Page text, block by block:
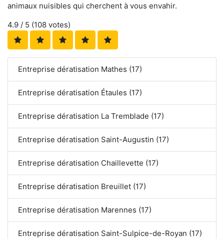
animaux nuisibles qui cherchent à vous envahir.
4.9 / 5 (108 votes)
Entreprise dératisation Mathes (17)
Entreprise dératisation Étaules (17)
Entreprise dératisation La Tremblade (17)
Entreprise dératisation Saint-Augustin (17)
Entreprise dératisation Chaillevette (17)
Entreprise dératisation Breuillet (17)
Entreprise dératisation Marennes (17)
Entreprise dératisation Saint-Sulpice-de-Royan (17)